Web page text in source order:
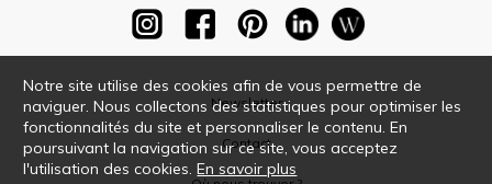
Newsletter
Contact
Notre site utilise des cookies afin de vous permettre de
naviguer. Nous collectons des statistiques pour optimiser les
fonctionnalités du site et personnaliser le contenu. En
poursuivant la navigation sur ce site, vous acceptez
l'utilisation des cookies.En savoir plus